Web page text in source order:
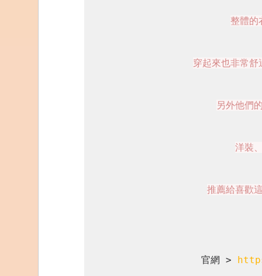
整體的
穿起來也非常
另外他們
洋裝
推薦給喜歡
官網 >